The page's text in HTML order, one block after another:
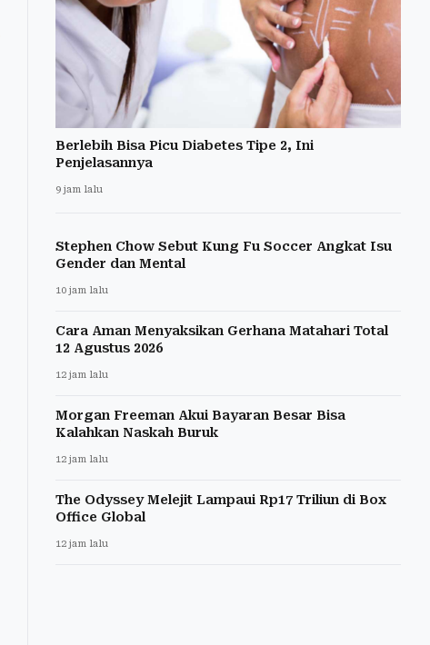
Berlebih Bisa Picu Diabetes Tipe 2, Ini
Penjelasannya
9 jam lalu
Stephen Chow Sebut Kung Fu Soccer Angkat Isu
Gender dan Mental
10 jam lalu
Cara Aman Menyaksikan Gerhana Matahari Total
12 Agustus 2026
12 jam lalu
Morgan Freeman Akui Bayaran Besar Bisa
Kalahkan Naskah Buruk
12 jam lalu
The Odyssey Melejit Lampaui Rp17 Triliun di Box
Office Global
12 jam lalu